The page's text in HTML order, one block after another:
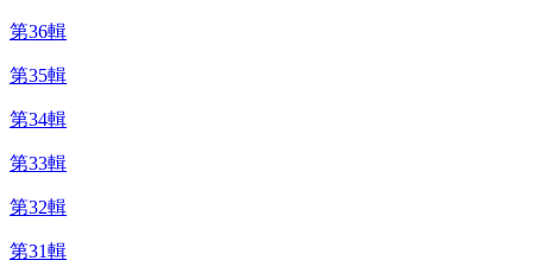
第36輯
第35輯
第34輯
第33輯
第32輯
第31輯